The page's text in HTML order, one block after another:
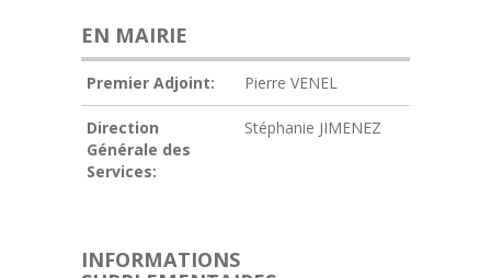
EN MAIRIE
Premier Adjoint: Pierre VENEL
Direction
Générale des
Services:
Stéphanie JIMENEZ
INFORMATIONS